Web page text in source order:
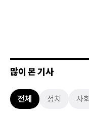
많이 본 기사
전체 정치 사회